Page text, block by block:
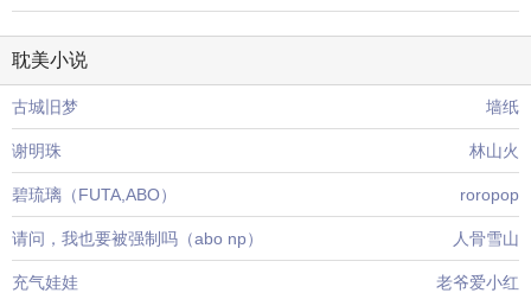
耽美小说
古城旧梦 墙纸
谢明珠 林山火
碧琉璃（FUTA,ABO） roropop
请问，我也要被强制吗（abo np） 人骨雪山
充气娃娃 老爷爱小红